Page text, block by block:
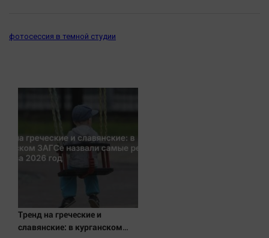
ЖКХ
Интервью
Качество жизни
Народная журналистика
фотосессия в темной студии
Тренд на греческие и
славянские: в курганском